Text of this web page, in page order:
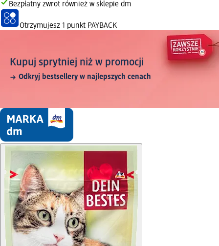
Bezpłatny zwrot również w sklepie dm
Otrzymujesz 1 punkt PAYBACK
Kupuj sprytniej niż w promocji
Odkryj bestsellery w najlepszych cenach